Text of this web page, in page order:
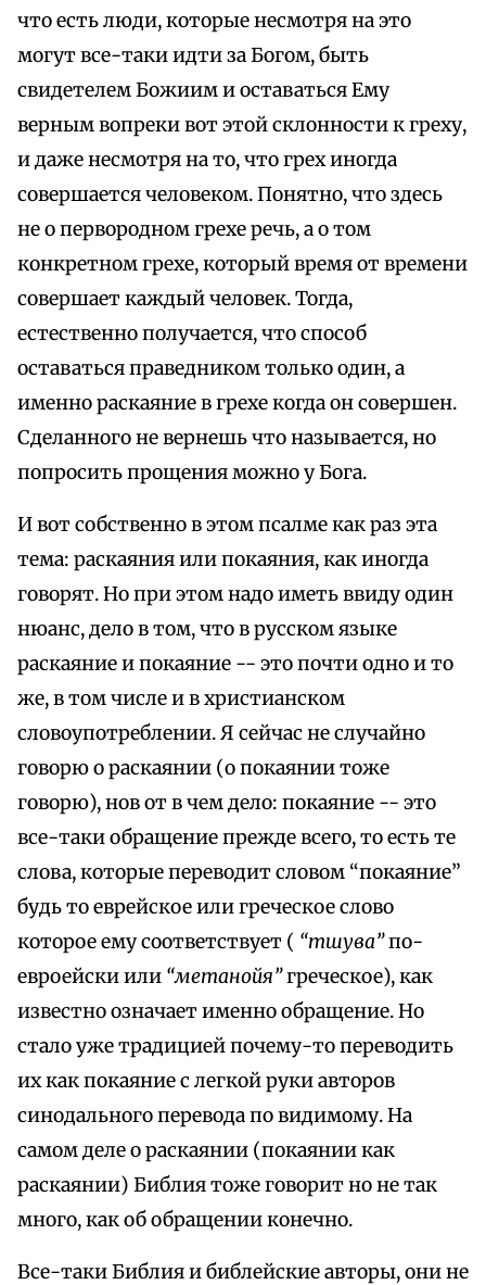
что есть люди, которые несмотря на это
могут все-таки идти за Богом, быть
свидетелем Божиим и оставаться Ему
верным вопреки вот этой склонности к греху,
и даже несмотря на то, что грех иногда
совершается человеком. Понятно, что здесь
не о первородном грехе речь, а о том
конкретном грехе, который время от времени
совершает каждый человек. Тогда,
естественно получается, что способ
оставаться праведником только один, а
именно раскаяние в грехе когда он совершен.
Сделанного не вернешь что называется, но
попросить прощения можно у Бога.
И вот собственно в этом псалме как раз эта
тема: раскаяния или покаяния, как иногда
говорят. Но при этом надо иметь ввиду один
нюанс, дело в том, что в русском языке
раскаяние и покаяние -- это почти одно и то
же, в том числе и в христианском
словоупотреблении. Я сейчас не случайно
говорю о раскаянии (о покаянии тоже
говорю), нов от в чем дело: покаяние -- это
все-таки обращение прежде всего, то есть те
слова, которые переводит словом “покаяние”
будь то еврейское или греческое слово
которое ему соответствует ( “тшува”по-
евроейски или “метанойя”греческое), как
известно означает именно обращение. Но
стало уже традицией почему-то переводить
их как покаяние с легкой руки авторов
синодального перевода по видимому. На
самом деле о раскаянии (покаянии как
раскаянии) Библия тоже говорит но не так
много, как об обращении конечно.
Все-таки Библия и библейские авторы, они не